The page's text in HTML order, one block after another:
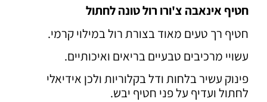
חטיף אינאבה צ'ורו רול טונה לחתול
חטיף רך טעים מאוד בצורת רול במילוי קרמי.
עשויי מרכיבים טבעיים בריאים ואיכותיים.
פינוק עשיר בלחות ודל בקלוריות ולכן אידיאלי
לחתול ועדיף על פני חטיף יבש.